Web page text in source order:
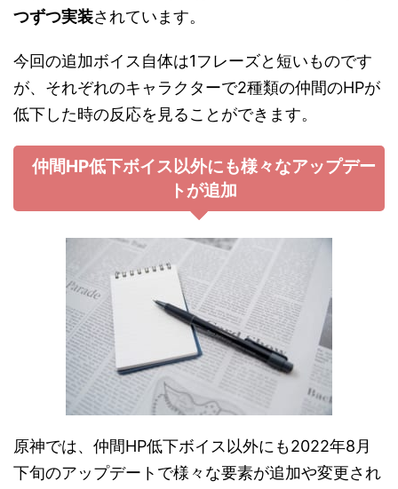
つずつ実装されています。
今回の追加ボイス自体は1フレーズと短いものです
が、それぞれのキャラクターで2種類の仲間のHPが
低下した時の反応を見ることができます。
仲間HP低下ボイス以外にも様々なアップデー
トが追加
原神では、仲間HP低下ボイス以外にも2022年8月
下旬のアップデートで様々な要素が追加や変更され